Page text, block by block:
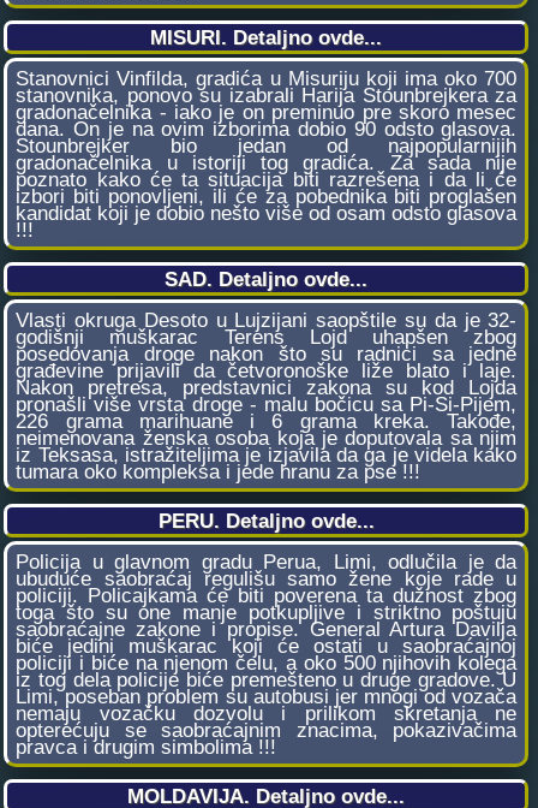
MISURI. Detaljno ovde...
Stanovnici Vinfilda, gradića u Misuriju koji ima oko 700
stanovnika, ponovo su izabrali Harija Stounbrejkera za
gradonačelnika - iako je on preminuo pre skoro mesec
dana. On je na ovim izborima dobio 90 odsto glasova.
Stounbrejker bio jedan od najpopularnijih
gradonačelnika u istoriji tog gradića. Za sada nije
poznato kako će ta situacija biti razrešena i da li će
izbori biti ponovljeni, ili će za pobednika biti proglašen
kandidat koji je dobio nešto više od osam odsto glasova
!!!
SAD. Detaljno ovde...
Vlasti okruga Desoto u Lujzijani saopštile su da je 32-
godišnji muškarac Terens Lojd uhapšen zbog
posedovanja droge nakon što su radnici sa jedne
građevine prijavili da četvoronoške liže blato i laje.
Nakon pretresa, predstavnici zakona su kod Lojda
pronašli više vrsta droge - malu bočicu sa Pi-Si-Pijem,
226 grama marihuane i 6 grama kreka. Takođe,
neimenovana ženska osoba koja je doputovala sa njim
iz Teksasa, istražiteljima je izjavila da ga je videla kako
tumara oko kompleksa i jede hranu za pse !!!
PERU. Detaljno ovde...
Policija u glavnom gradu Perua, Limi, odlučila je da
ubuduće saobraćaj regulišu samo žene koje rade u
policiji. Policajkama će biti poverena ta dužnost zbog
toga što su one manje potkupljive i striktno poštuju
saobraćajne zakone i propise. General Artura Davilja
biće jedini muškarac koji će ostati u saobraćajnoj
policiji i biće na njenom čelu, a oko 500 njihovih kolega
iz tog dela policije biće premešteno u druge gradove. U
Limi, poseban problem su autobusi jer mnogi od vozača
nemaju vozačku dozvolu i prilikom skretanja ne
opterećuju se saobraćajnim znacima, pokazivačima
pravca i drugim simbolima !!!
MOLDAVIJA. Detaljno ovde...